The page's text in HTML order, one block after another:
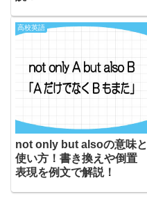
高校英語
not only but alsoの意味と
使い方！書き換えや倒置
表現を例文で解説！